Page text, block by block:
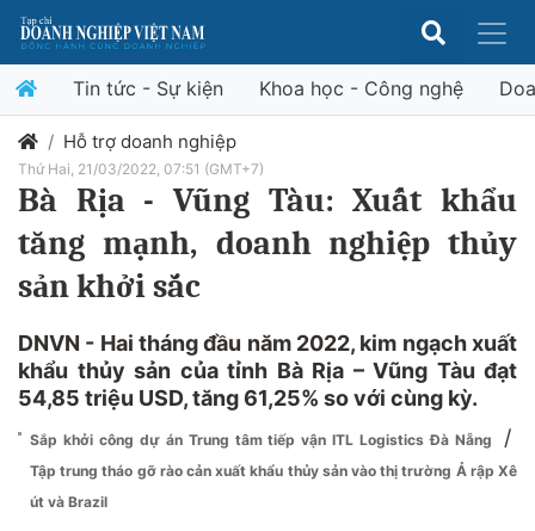
Tin tức - Sự kiện Khoa học - Công nghệ
Hỗ trợ doanh nghiệp
Thứ Hai, 21/03/2022, 07:51 (GMT+7)
Bà Rịa - Vũng Tàu: Xuất khẩu
tăng mạnh, doanh nghiệp thủy
sản khởi sắc
DNVN - Hai tháng đầu năm 2022, kim ngạch xuất
khẩu thủy sản của tỉnh Bà Rịa – Vũng Tàu đạt
54,85 triệu USD, tăng 61,25% so với cùng kỳ.
Sắp khởi công dự án Trung tâm tiếp vận ITL Logistics Đà Nẵng /
Tập trung tháo gỡ rào cản xuất khẩu thủy sản vào thị trường Ả rập Xê
út và Brazil